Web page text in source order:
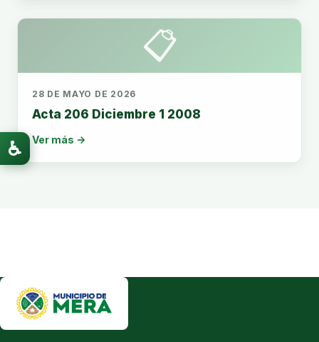
📋
28 DE MAYO DE 2026
Acta 206 Diciembre 1 2008
Ver más →
♿